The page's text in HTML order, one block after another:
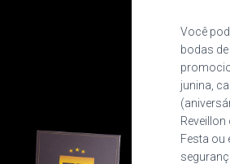
Você
bodas
junina,
Festa ou